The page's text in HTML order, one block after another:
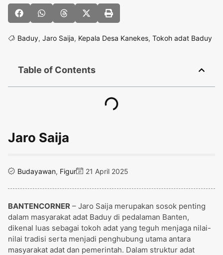
Baduy, Jaro Saija, Kepala Desa Kanekes, Tokoh adat Baduy
Table of Contents
Jaro Saija
Budayawan, Figur 21 April 2025
BANTENCORNER – Jaro Saija merupakan sosok penting
dalam masyarakat adat Baduy di pedalaman Banten,
dikenal luas sebagai tokoh adat yang teguh menjaga nilai-
nilai tradisi serta menjadi penghubung utama antara
masyarakat adat dan pemerintah. Dalam struktur adat